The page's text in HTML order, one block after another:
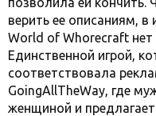
верить ее описаниям, в
World of Whorecraft нет
Единственной игрой,
соответствовала
GoingAllTheWay, где
женщиной и